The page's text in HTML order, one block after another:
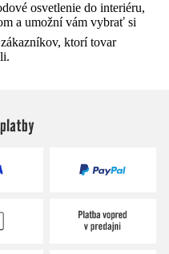
osvetlenie do interiéru,
a umožní vám vybrať si
ktorí tovar